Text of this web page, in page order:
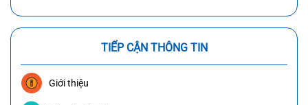
TIẾP CẬN THÔNG TIN
Giới thiệu